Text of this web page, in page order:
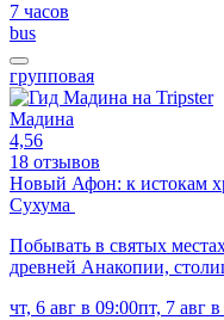
7 часов
bus
групповая
Мадина
4,56
18 отзывов
Новый Афон: к истокам
Сухума
Побывать в святых
древней Анакопии,
чт, 6 авг в 09:00пт, 7 авг